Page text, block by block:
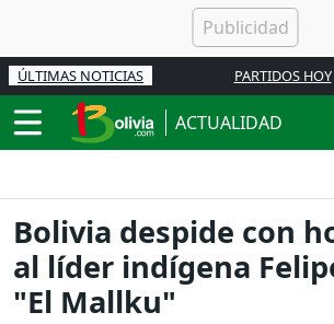
ÚLTIMAS NOTICIAS PARTIDOS HOY
ACTUALIDAD
Bolivia despide con
al líder indígena
"El Mallku"